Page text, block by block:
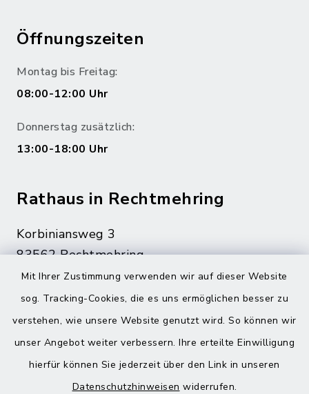
Mit Ihrer Zustimmung verwenden wir auf dieser Website
sog. Tracking-Cookies, die es uns ermöglichen besser zu
verstehen, wie unsere Website genutzt wird. So können wir
unser Angebot weiter verbessern. Ihre erteilte Einwilligung
hierfür können Sie jederzeit über den Link in unseren
Datenschutzhinweisen widerrufen.
Öffnungszeiten
Montag bis Freitag:
08:00-12:00 Uhr
Donnerstag zusätzlich:
13:00-18:00 Uhr
Rathaus in Rechtmehring
Korbiniansweg 3
83562 Rechtmehring
08076 499
08076 8595
poststelle@vg-maitenbeth.de